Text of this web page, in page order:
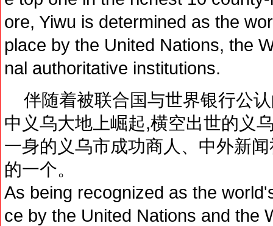
ore, Yiwu is determined as the
place by the United Nations, the
nal authoritative institutions.
伴随着被联合国与世界银行公
中义乌大地上崛起,横空出世的义
一身的义乌市成功商人、中外新
的一个。
As being recognized as the
ce by the United Nations and the